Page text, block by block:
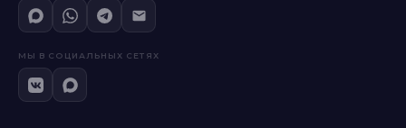
МЫ В СОЦИАЛЬНЫХ СЕТЯХ